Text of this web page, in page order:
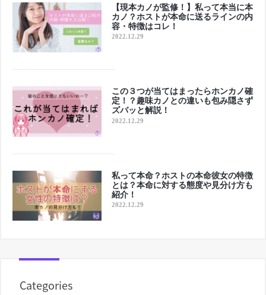
【現本カノが監修！】私って本当に本
カノ？ホストが本命に送るラインの内
容・特徴はコレ！
2022.12.29
この３つが当てはまったらホンカノ確
定！？趣味カノとの違いも包み隠さず
ズバッと解説！
2022.12.29
私って本命？ホストの本命彼女の特徴
とは？本命に対する態度や見分け方も
紹介！
2022.12.29
Categories